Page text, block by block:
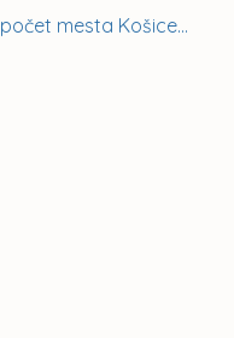
Schválený Programový rozpočet mesta Košice na roky...